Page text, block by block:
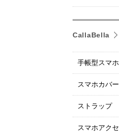
CallaBella
手帳型スマ
スマホカバー
ストラップ
スマホアク